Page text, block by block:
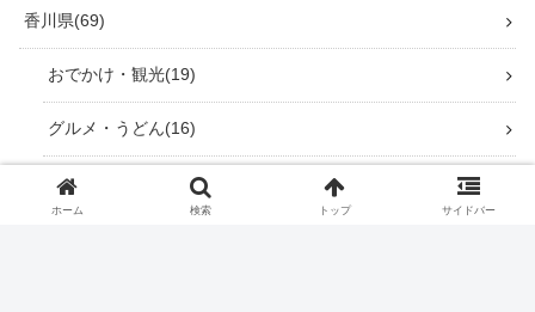
香川県 69
おでかけ・観光 19
グルメ・うどん 16
神社仏閣巡り
ホーム 検索 トップ サイドバー